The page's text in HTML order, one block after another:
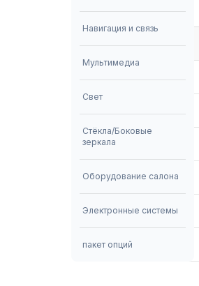
Навигация и связь
Мультимедиа
Свет
Стёкла/Боковые
зеркала
Оборудование салона
Электронные системы
пакет опций